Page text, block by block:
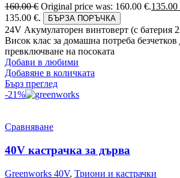
160.00€ Original price was: 160.00 €.135.00
135.00 €.
БЪРЗА ПОРЪЧКА
24V Акумулаторен винтоверт (с батерия
Висок клас за домашна потреба безчетков
превключване на посоката
Добави в любими
Добавяне в количката
Бърз преглед
-21%
Сравняване
40V кастрачка за дърва
Greenworks 40V, Триони и кастрачки